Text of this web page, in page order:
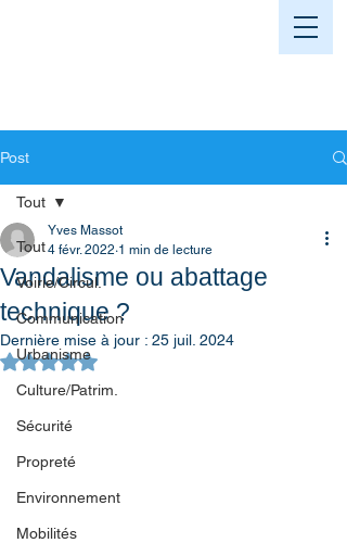
Post
Tout
Voirie/Circul.
Communication
Urbanisme
Culture/Patrim.
Sécurité
Propreté
Environnement
Mobilités
Tout
Vandalisme ou abattage
technique ?
Yves Massot
4 févr. 2022 1 min de lecture
Dernière mise à jour : 25 juil. 2024
Noté NaN étoiles sur 5.